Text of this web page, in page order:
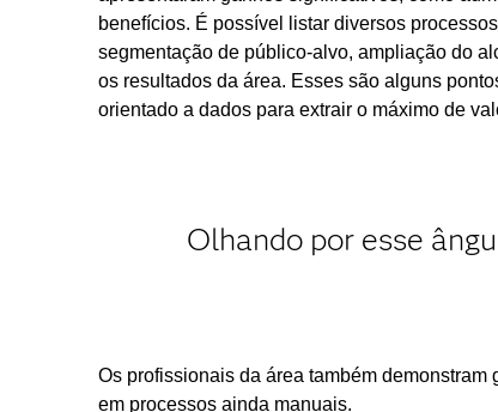
benefícios. É possível listar diversos
segmentação de público-alvo, ampliação do
os resultados da área. Esses são alguns
orientado a dados para extrair o máximo de
Olhando por esse
Os profissionais da área também
em processos ainda manuais.